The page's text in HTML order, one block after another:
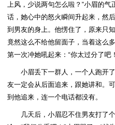
上风，少说两句怎么啦？”小眉的
话，她心中的怒火瞬间升起来，然
到男友的身上。他愣住了，原来只
竟然这么不给他留面子，当着这么
第一次冲她吼起来：“你太过分了吧
小眉丢下一群人，一个人跑开
友一定会从后面追来，跟她讲和。
到他追来，连一个电话都没有。
几天后，小眉忍不住男友打了